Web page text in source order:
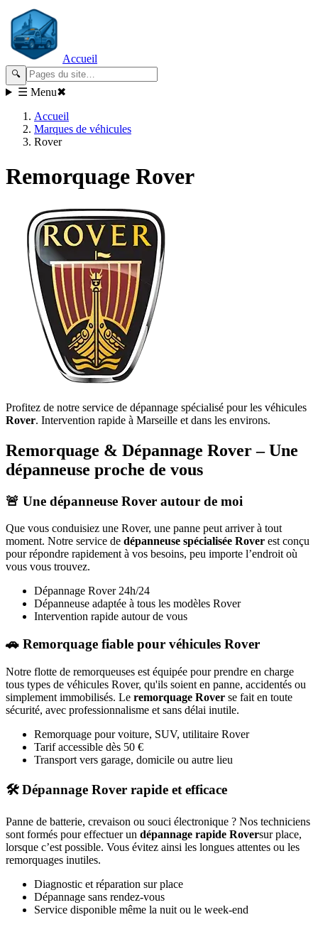
Accueil
🔍
☰ Menu✖
Accueil
Marques de véhicules
Rover
Remorquage Rover
Profitez de notre service de dépannage spécialisé pour les véhicules
Rover. Intervention rapide à Marseille et dans les environs.
Remorquage & Dépannage Rover– Une
dépanneuse proche de vous
🚨 Une dépanneuse Rover autour de moi
Que vous conduisiez une Rover, une panne peut arriver à tout
moment. Notre service de dépanneuse spécialisée Rover est conçu
pour répondre rapidement à vos besoins, peu importe l’endroit où
vous vous trouvez.
Dépannage Rover24h/24
Dépanneuse adaptée à tous les modèles Rover
Intervention rapide autour de vous
🚗 Remorquage fiable pour véhicules Rover
Notre flotte de remorqueuses est équipée pour prendre en charge
tous types de véhicules Rover, qu'ils soient en panne, accidentés ou
simplement immobilisés. Le remorquage Rover se fait en toute
sécurité, avec professionnalisme et sans délai inutile.
Remorquage pour voiture, SUV, utilitaire Rover
Tarif accessible dès 50 €
Transport vers garage, domicile ou autre lieu
🛠️ Dépannage Rover rapide et efficace
Panne de batterie, crevaison ou souci électronique ? Nos techniciens
sont formés pour effectuer un dépannage rapide Roversur place,
lorsque c’est possible. Vous évitez ainsi les longues attentes ou les
remorquages inutiles.
Diagnostic et réparation sur place
Dépannage sans rendez-vous
Service disponible même la nuit ou le week-end